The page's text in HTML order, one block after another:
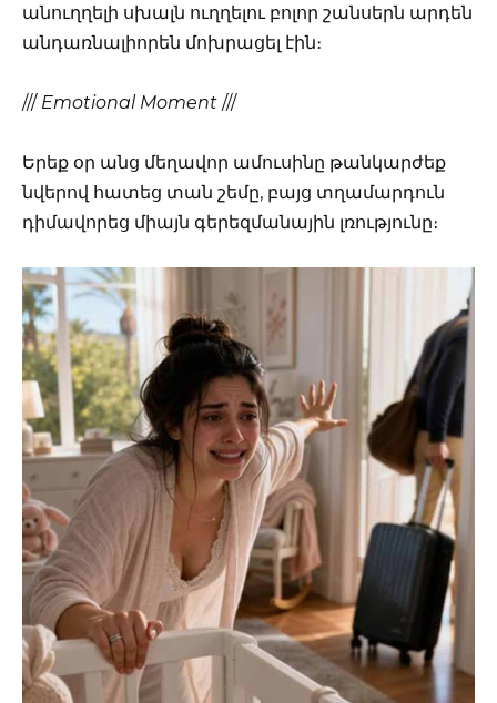
անուղղելի սխալն ուղղելու բոլոր շանսերն արդեն
անդառնալիորեն մոխրացել էին։
/// Emotional Moment ///
Երեք օր անց մեղավոր ամուսինը թանկարժեք
նվերով հատեց տան շեմը, բայց տղամարդուն
դիմավորեց միայն գերեզմանային լռությունը։